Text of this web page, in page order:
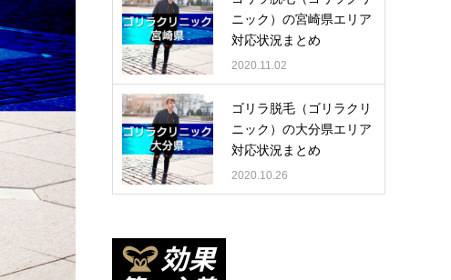
ニック）の宮崎県エリア
対応状況まとめ
2020.11.02
ゴリラ脱毛（ゴリラクリ
ニック）の大分県エリア
対応状況まとめ
2020.10.26